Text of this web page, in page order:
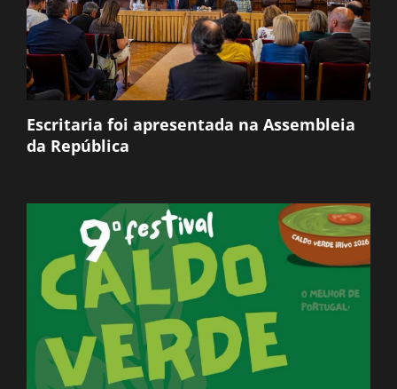
Escritaria foi apresentada na Assembleia
da República